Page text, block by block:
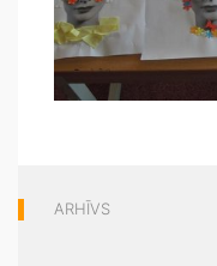
ARHĪVS